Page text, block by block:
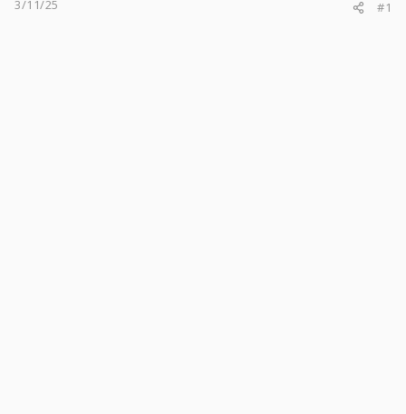
3/11/25
#1